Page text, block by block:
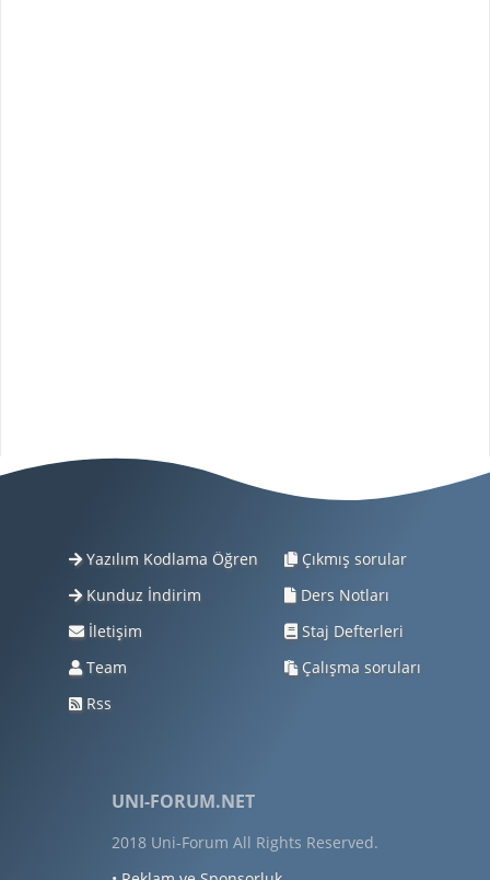
Yazılım Kodlama Öğren
Kunduz İndirim
İletişim
Team
Rss
Çıkmış sorular
Ders Notları
Staj Defterleri
Çalışma soruları
UNI-FORUM.NET
2018 Uni-Forum All Rights Reserved.